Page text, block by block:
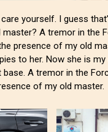
yourself. I guess
master? A tremor in the
presence of my old
to her. Now she is my
A tremor in the
of my old master.